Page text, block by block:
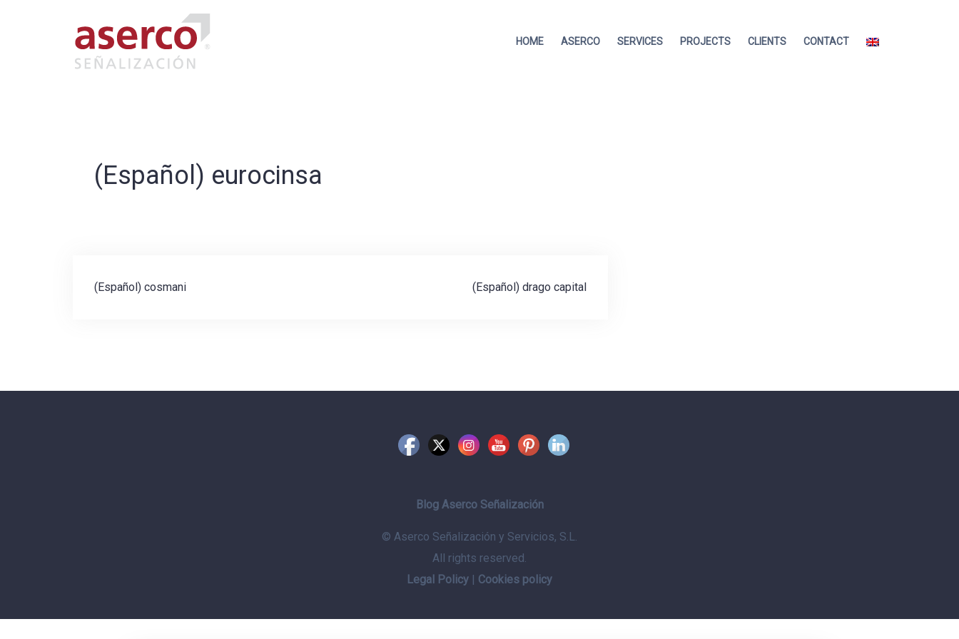
HOME ASERCO SERVICES PROJECTS CLIENTS CONTACT
(Español) eurocinsa
Post
(Español) cosmani (Español) drago capital
Blog Aserco Señalización
© Aserco Señalización y Servicios, S.L.
All rights reserved.
Legal Policy | Cookies policy